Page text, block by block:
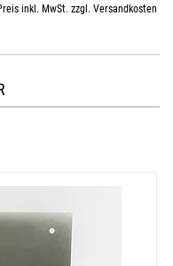
inkl. MwSt. zzgl. Versandkosten